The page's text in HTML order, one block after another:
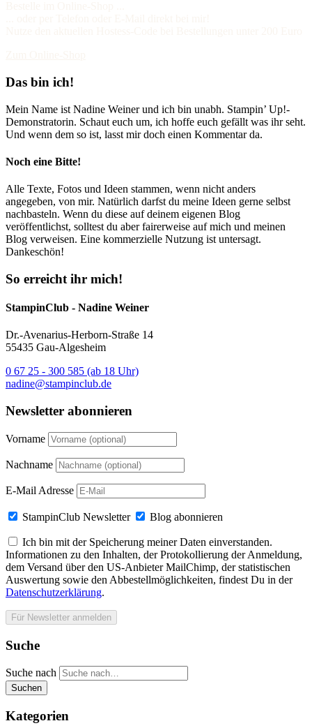
Das bin ich!
Mein Name ist Nadine Weiner und ich bin unabh. Stampin’ Up!-
Demonstratorin. Schaut euch um, ich hoffe euch gefällt was ihr seht.
Und wenn dem so ist, lasst mir doch einen Kommentar da.
Noch eine Bitte!
Alle Texte, Fotos und Ideen stammen, wenn nicht anders
angegeben, von mir. Natürlich darfst du meine Ideen gerne selbst
nachbasteln. Wenn du diese auf deinem eigenen Blog
veröffentlichst, solltest du aber fairerweise auf mich und meinen
Blog verweisen. Eine kommerzielle Nutzung ist untersagt.
Dankeschön!
So erreicht ihr mich!
StampinClub - Nadine Weiner
Dr.-Avenarius-Herborn-Straße 14
55435 Gau-Algesheim
0 67 25 - 300 585 (ab 18 Uhr)
nadine@stampinclub.de
Newsletter abonnieren
Vorname
Nachname
E-Mail Adresse
StampinClub Newsletter Blog abonnieren
Ich bin mit der Speicherung meiner Daten einverstanden.
Informationen zu den Inhalten, der Protokollierung der Anmeldung,
dem Versand über den US-Anbieter MailChimp, der statistischen
Auswertung sowie den Abbestellmöglichkeiten, findest Du in der
Datenschutzerklärung.
Suche
Suche nach
Suchen
Kategorien